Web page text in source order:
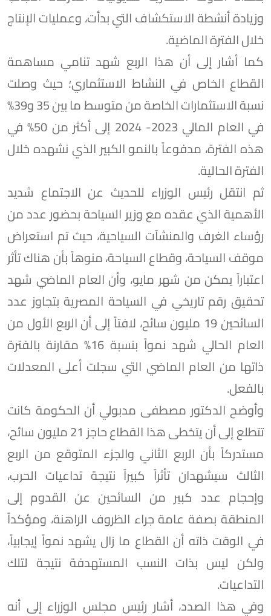
وزيادة أنشطة الاستكشاف التي بدأت، وعمليات الإنتاج
خلال الفترة الماضية.
كما أشار إلى أن هذا الربع شهد تنامي مساهمة
القطاع الخاص في النشاط الاستثماري؛ حيث وصلت
نسبة الاستثمارات الخاصة من متوسط ما بين 35 و39%
في العام المالي 2023- 2024 إلى أكثر من 50% في
هذه الفترة، مدفوعاً بالنمو الكبير الذي نشهده خلال
الفترة الحالية.
ثم انتقل رئيس الوزراء للحديث عن الاجتماع شديد
الأهمية الذي عقده مع وزير السياحة بحضور عدد من
رؤساء الغرف والمنشآت السياحية، حيث تم استعراض
موقف السياحة، وقطاع السياحة، منوهاً بأن هناك تأثر
اعتباراً يمكن من شهر مايو، وأن العام الماضي شهد
تحقيق رقم تاريخي في السياحة المصرية بتجاوز عدد
السائحين 19 مليون سائح، لافتاً إلى أن الربع الأول من
العام الحالي شهد نمواً بنسبة 16% مقارنة بالفترة
ذاتها من العام الماضي التي سجلت أعلى المعدلات
بالفعل.
وأوضح الدكتور مصطفى مدبولي أن الحكومة كانت
تتطلع إلى أن يتخطى هذا القطاع حاجز 21 مليون سائح،
مستدركاً بأن الربع الثاني والجزء المتوقع من الربع
الثالث سيشهدان تأثراً كبيراً نتيجة تداعيات الحرب،
وإحجام عدد كبير من السائحين عن القدوم إلى
المنطقة بصفة عامة جراء الظروف الراهنة، ومؤكداً
في الوقت ذاته أن القطاع ما زال يشهد نمواً إيجابياً،
ولكن ليس بذات النسب المستهدفة نتيجة لتلك
التداعيات.
وفي هذا الصدد، أشار رئيس مجلس الوزراء إلى أنه